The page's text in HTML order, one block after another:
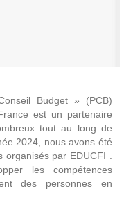
Budget » (PCB)
est un partenaire
tout au long de
2024, nous avons été
par EDUCFI .
les compétences
des personnes en